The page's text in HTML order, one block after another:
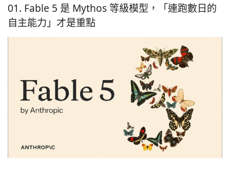
01. Fable 5 是 Mythos 等級模型，「連跑數日的
自主能力」才是重點